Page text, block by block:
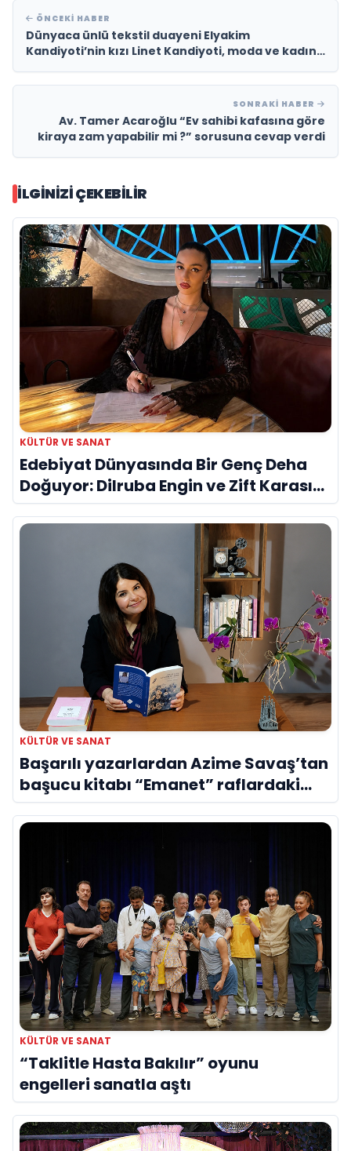
ÖNCEKI HABER
Dünyaca ünlü tekstil duayeni Elyakim
Kandiyoti’nin kızı Linet Kandiyoti, moda ve kadın
SONRAKI HABER
Av. Tamer Acaroğlu “Ev sahibi kafasına göre
kiraya zam yapabilir mi ?” sorusuna cevap verdi
İLGINIZI ÇEKEBILIR
KÜLTÜR VE SANAT
Edebiyat Dünyasında Bir Genç Deha
Doğuyor: Dilruba Engin ve Zift Karası
Evreni ‘AVENOİR’
KÜLTÜR VE SANAT
Başarılı yazarlardan Azime Savaş’tan
başucu kitabı “Emanet” raflardaki
yerini aldı
KÜLTÜR VE SANAT
“Taklitle Hasta Bakılır” oyunu
engelleri sanatla aştı